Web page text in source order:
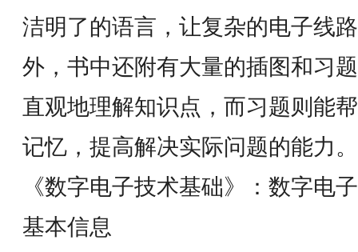
洁明了的语言，让复杂的电子线
外，书中还附有大量的插图和习
直观地理解知识点，而习题则能
记忆，提高解决实际问题的能力。
《数字电子技术基础》：数字电
基本信息